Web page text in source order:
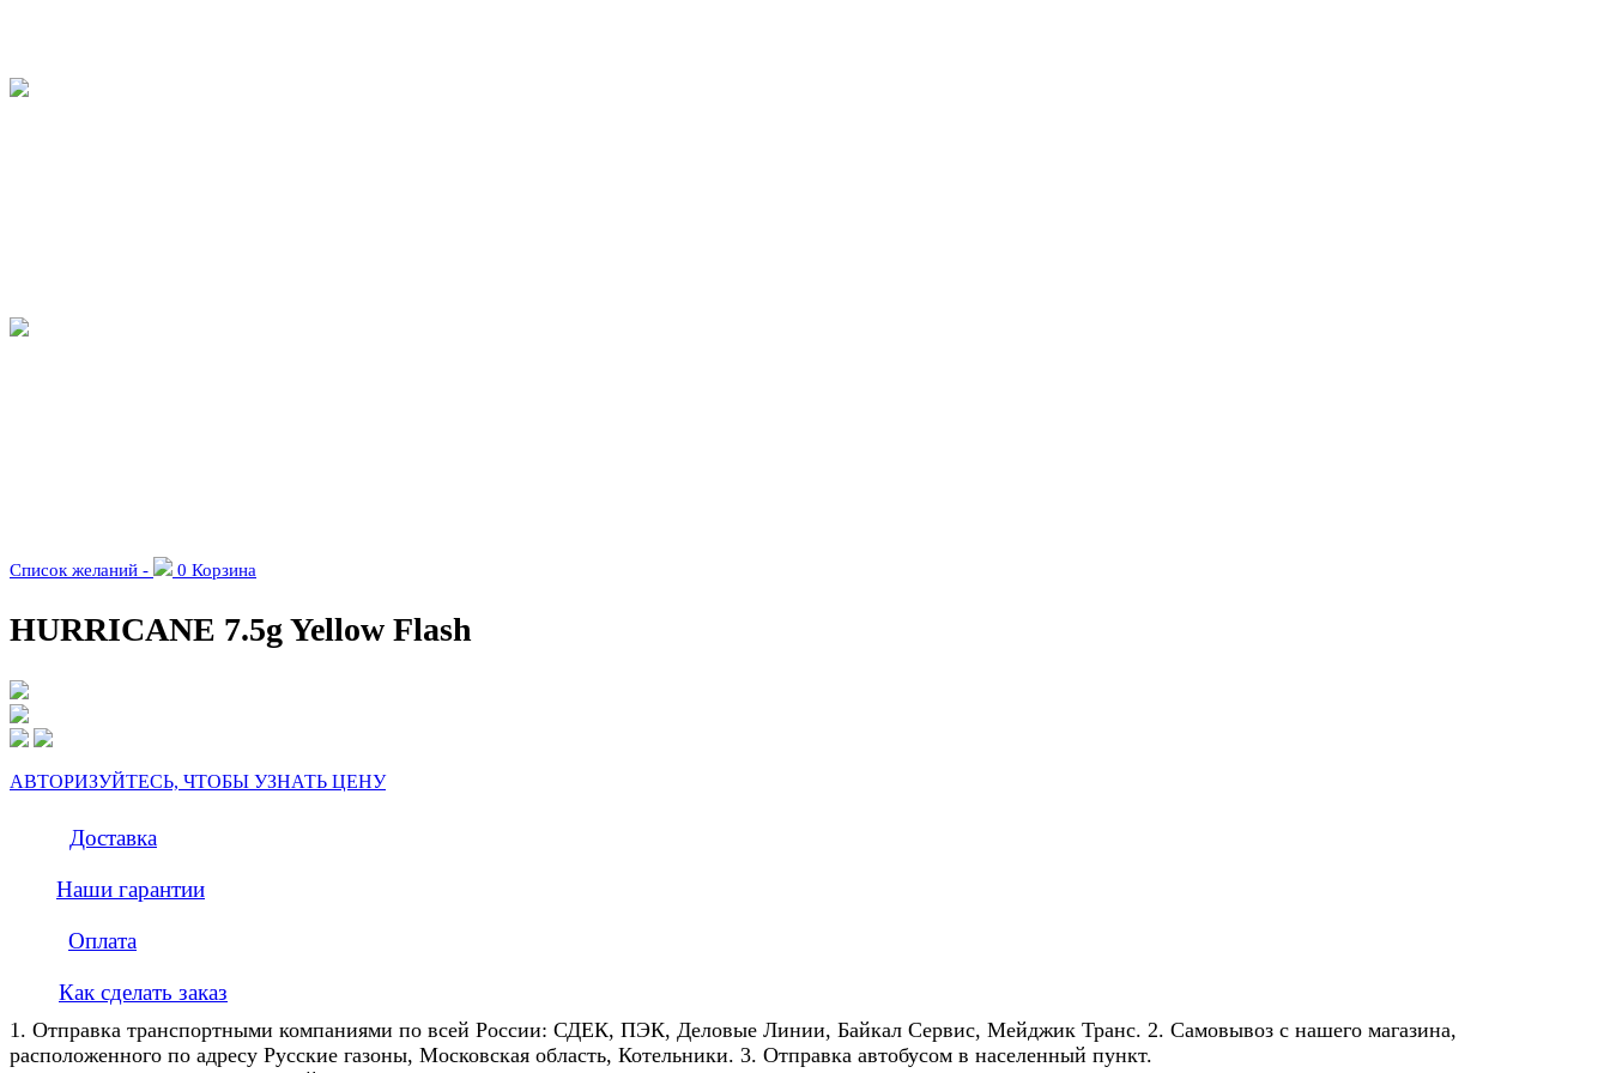
Список желаний - 0 Корзина
HURRICANE 7.5g Yellow Flash
АВТОРИЗУЙТЕСЬ, ЧТОБЫ УЗНАТЬ ЦЕНУ
Доставка
Наши гарантии
Оплата
Как сделать заказ
1. Отправка транспортными компаниями по всей России: СДЕК, ПЭК, Деловые Линии, Байкал Сервис, Мейджик Транс. 2. Самовывоз с нашего магазина,
расположенного по адресу Русские газоны, Московская область, Котельники. 3. Отправка автобусом в населенный пункт.